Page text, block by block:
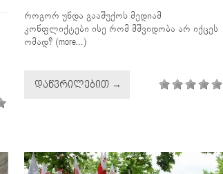
როგორ უნდა გააშუქოს მედიამ
კონფლიქტები ისე რომ მშვიდობა არ იქცეს
ომად? (more…)
ᲓᲐᲬᲕᲠᲘᲚᲔᲑᲘᲗ →